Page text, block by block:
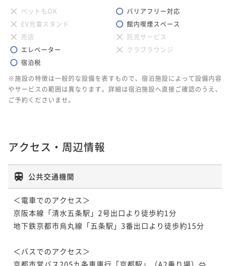
ペットもOK
バリアフリー対応
EV充電スタンド
館内喫煙スペース
売店
託児サービス
エレベーター
クラブラウンジ
宿泊税
※施設の特徴は一般的な設備を表すもので、宿泊施設によって設備内容
やサービスの範囲は異なります。詳細は宿泊施設へ直接ご確認のうえ、
ご予約くださいませ。
アクセス・周辺情報
公共交通機関
＜電車でのアクセス＞
京阪本線「清水五条駅」2号出口より徒歩約1分
地下鉄京都市烏丸線「五条駅」3番出口より徒歩約15分
＜バスでのアクセス＞
京都市営バス205九条車庫行「京都駅」（A2乗り場）⇔